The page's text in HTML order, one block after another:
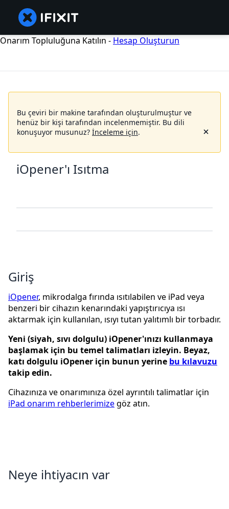
Onarım Topluluğuna Katılın - Hesap Oluşturun
Bu çeviri bir makine tarafından oluşturulmuştur ve
henüz bir kişi tarafından incelenmemiştir. Bu dili
konuşuyor musunuz? İnceleme için.
iOpener'ı Isıtma
Giriş
iOpener, mikrodalga fırında ısıtılabilen ve iPad veya
benzeri bir cihazın kenarındaki yapıştırıcıya ısı
aktarmak için kullanılan, ısıyı tutan yalıtımlı bir torbadır.
Yeni (siyah, sıvı dolgulu) iOpener'ınızı kullanmaya
başlamak için bu temel talimatları izleyin. Beyaz,
katı dolgulu iOpener için bunun yerine bu kılavuzu
takip edin.
Cihazınıza ve onarımınıza özel ayrıntılı talimatlar için
iPad onarım rehberlerimizegöz atın.
Neye ihtiyacın var